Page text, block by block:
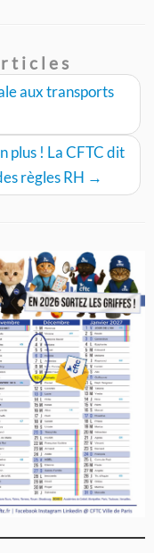
aux transports
plus ! La CFTC dit
règles RH →